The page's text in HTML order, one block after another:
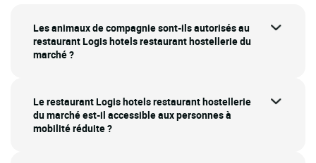
Les animaux de compagnie sont-ils autorisés au
restaurant Logis hotels restaurant hostellerie du
marché ?
Le restaurant Logis hotels restaurant hostellerie
du marché est-il accessible aux personnes à
mobilité réduite ?